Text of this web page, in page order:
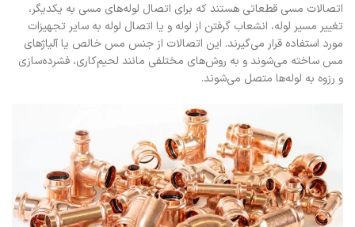
اتصالات مسی قطعاتی هستند که برای اتصال لوله‌های مسی به یکدیگر،
تغییر مسیر لوله، انشعاب گرفتن از لوله و یا اتصال لوله به سایر تجهیزات
مورد استفاده قرار می‌گیرند. این اتصالات از جنس مس خالص یا آلیاژهای
مس ساخته می‌شوند و به روش‌های مختلفی مانند لحیم‌کاری، فشرده‌سازی
و رزوه به لوله‌ها متصل می‌شوند.